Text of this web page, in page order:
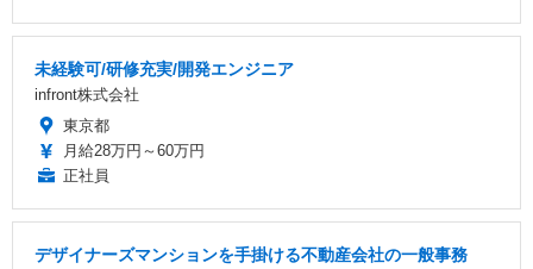
未経験可/研修充実/開発エンジニア
infront株式会社
東京都
月給28万円～60万円
正社員
デザイナーズマンションを手掛ける不動産会社の一般事務